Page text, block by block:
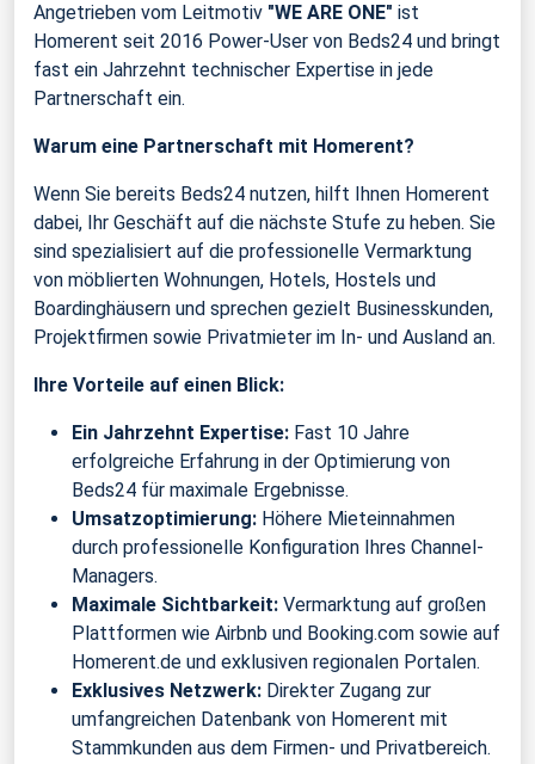
Angetrieben vom Leitmotiv "WE ARE ONE" ist
Homerent seit 2016 Power-User von Beds24 und bringt
fast ein Jahrzehnt technischer Expertise in jede
Partnerschaft ein.
Warum eine Partnerschaft mit Homerent?
Wenn Sie bereits Beds24 nutzen, hilft Ihnen Homerent
dabei, Ihr Geschäft auf die nächste Stufe zu heben. Sie
sind spezialisiert auf die professionelle Vermarktung
von möblierten Wohnungen, Hotels, Hostels und
Boardinghäusern und sprechen gezielt Businesskunden,
Projektfirmen sowie Privatmieter im In- und Ausland an.
Ihre Vorteile auf einen Blick:
Ein Jahrzehnt Expertise: Fast 10 Jahre
erfolgreiche Erfahrung in der Optimierung von
Beds24 für maximale Ergebnisse.
Umsatzoptimierung: Höhere Mieteinnahmen
durch professionelle Konfiguration Ihres Channel-
Managers.
Maximale Sichtbarkeit: Vermarktung auf großen
Plattformen wie Airbnb und Booking.com sowie auf
Homerent.de und exklusiven regionalen Portalen.
Exklusives Netzwerk: Direkter Zugang zur
umfangreichen Datenbank von Homerent mit
Stammkunden aus dem Firmen- und Privatbereich.